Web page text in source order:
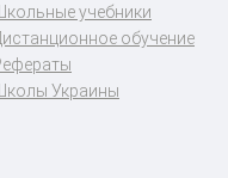
Школьные учебники
обучение
Школы Украины